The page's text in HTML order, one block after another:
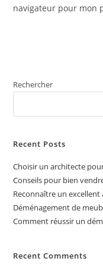
(facultatif)
navigateur pour mon
Rechercher
Recent Posts
Choisir un architecte
Conseils pour bien
Reconnaître un
Déménagement de
Comment réussir un
Recent Comments